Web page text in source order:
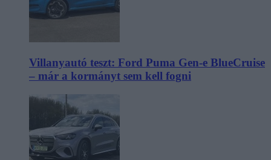
Villanyautó teszt: Ford Puma Gen-e BlueCruise
– már a kormányt sem kell fogni